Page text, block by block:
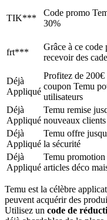
TIK***
Code promo
30%
frt***
Grâce à ce
recevoir des
Déjà
Appliqué
Profitez de 200€
coupon Temu
utilisateurs
Déjà
Appliqué
Temu remise
nouveaux clients
Déjà
Appliqué
Temu offre
la sécurité
Déjà
Appliqué
Temu
articles déco
Temu est la célèbre
peuvent acquérir des
Utilisez un code de